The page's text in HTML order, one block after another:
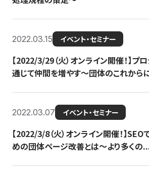
2022.03.15 イベント・セミナー
【2022/3/29（火）オンライン開催！】プ
通じて仲間を増やす～団体のこれから
2022.03.07 イベント・セミナー
【2022/3/8（火）オンライン開催！】
めの団体ページ改善とは～より多くの